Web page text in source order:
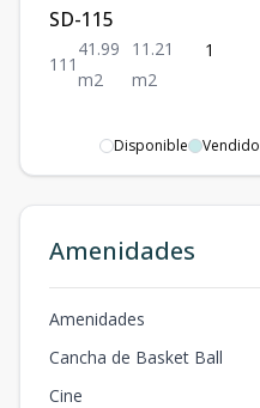
SD-115
1 1 1
41.99
m2
11.21
m2
1
Disponible Vendido
Amenidades
Amenidades
Cancha de Basket Ball
Cine